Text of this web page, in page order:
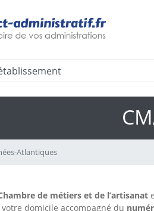
Atlantiques
de métiers et de l’artisanat
domicile accompagné du